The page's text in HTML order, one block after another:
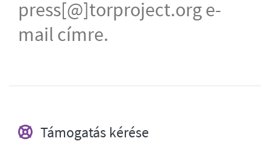
press[@]torproject.org e-
mail címre.
Támogatás kérése